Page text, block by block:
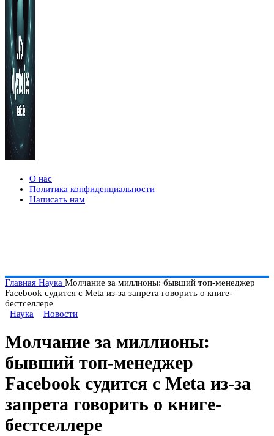
О нас
Политика конфиденциальности
Написать нам
Главная Наука Молчание за миллионы: бывший топ-менеджер
Facebook судится с Meta из-за запрета говорить о книге-
бестселлере
Наука
Новости
Молчание за миллионы:
бывший топ-менеджер
Facebook судится с Meta из-за
запрета говорить о книге-
бестселлере